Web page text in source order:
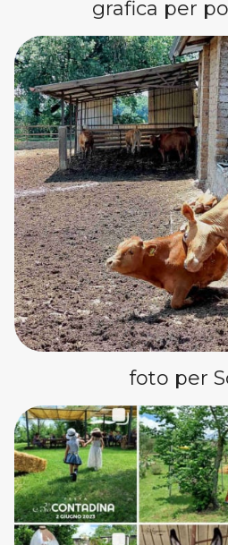
grafica per
foto per